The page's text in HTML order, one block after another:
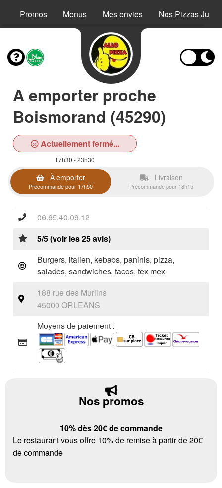
Promos Menus Mes envies Nos Pizzas Junior
A emporter proche
Boismorand (45290)
Actuellement fermé...
17h30 - 23h30
À emporter
Précommande pour 17h50
Livraison
Précommande pour 18h15
06.65.40.09.12
5/5 (voir les 25 avis)
Burgers, italien, kebabs, paninis, pizza,
salades, sandwiches, tacos, tex mex
188 rue des Murlins
45000 ORLEANS
Moyens de paiement :
Nos promos
10% dès 20€ de commande
Le restaurant vous offre 10% de remise à partir de 20€
de commande